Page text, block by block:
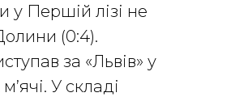
у Першій лізі не
(0:4).
за «Львів» у
У складі